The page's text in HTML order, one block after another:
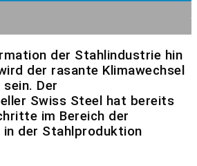
der Stahlindustrie hin
der rasante Klimawechsel
Der
Swiss Steel hat bereits
im Bereich der
in der Stahlproduktion